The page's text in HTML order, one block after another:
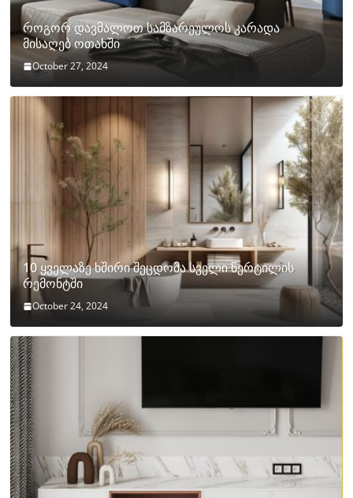
როგორ დავმალოთ სამზარეულოს კარადა
მისაღებ ოთახში
October 27, 2024
10 ყველაზე ხშირი შეცდომა სველი წერტილის
რემონტში
October 24, 2024